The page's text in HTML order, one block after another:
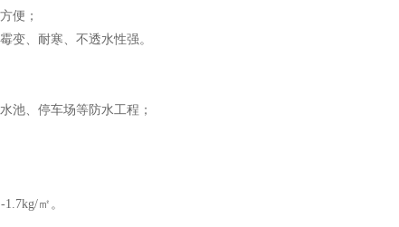
便；
变、耐寒、不透水性强。
池、停车场等防水工程；
㎡。